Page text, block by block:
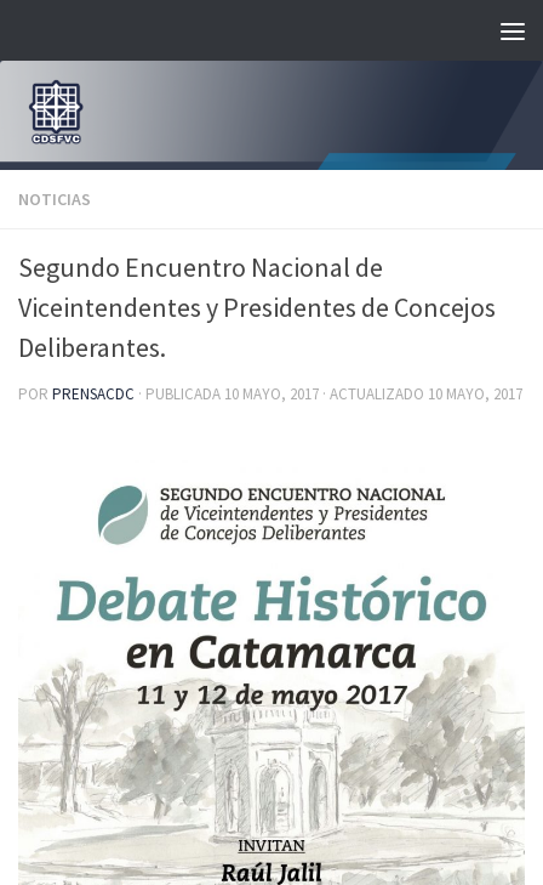
NOTICIAS
Segundo Encuentro Nacional de
Viceintendentes y Presidentes de Concejos
Deliberantes.
POR PRENSACDC · PUBLICADA 10 MAYO, 2017 · ACTUALIZADO 10 MAYO, 2017